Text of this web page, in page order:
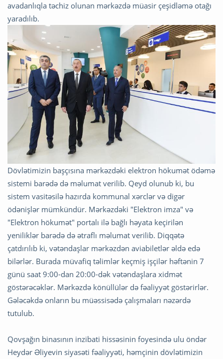
avadanlıqla təchiz olunan mərkəzdə müasir çeşidləmə otağı
yaradılıb.
Dövlətimizin başçısına mərkəzdəki elektron hökumət ödəmə
sistemi barədə də məlumat verilib. Qeyd olunub ki, bu
sistem vasitəsilə hazırda kommunal xərclər və digər
ödənişlər mümkündür. Mərkəzdəki "Elektron imza" və
"Elektron hökumət" portalı ilə bağlı həyata keçirilən
yeniliklər barədə də ətraflı məlumat verilib. Diqqətə
çatdırılıb ki, vətəndaşlar mərkəzdən aviabiletlər əldə edə
bilərlər. Burada müvafiq təlimlər keçmiş işçilər həftənin 7
günü saat 9:00-dan 20:00-dək vətəndaşlara xidmət
göstərəcəklər. Mərkəzdə könüllülər də fəaliyyət göstərirlər.
Gələcəkdə onların bu müəssisədə çalışmaları nəzərdə
tutulub.
Qovşağın binasının inzibati hissəsinin foyesində ulu öndər
Heydər Əliyevin siyasəti fəaliyyəti, həmçinin dövlətimizin